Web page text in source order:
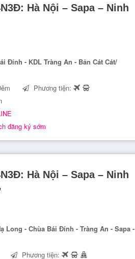
Hà Nội – Sapa – Ninh
Đính - KDL Tràng An - Bản Cát Cát/
Phương tiện:
đăng ký sớm
Hà Nội – Sapa – Ninh
Long - Chùa Bái Đính - Tràng An - Sapa -
Phương tiện: